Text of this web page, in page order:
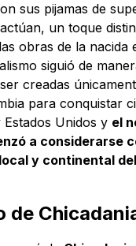
sus pijamas de
un toque
obras de la nacida
siguió de
creadas
para conquistar
Unidos y el
a considerarse
y continental
de